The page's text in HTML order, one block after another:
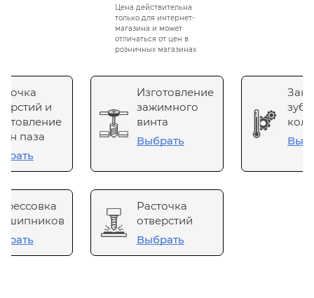
Цена действительна
только для интернет-
магазина и может
отличаться от цен в
розничных магазинах
и
паза
Изготовление
зажимного
винта
Выбрать
Расточка
отверстий
Выбрать